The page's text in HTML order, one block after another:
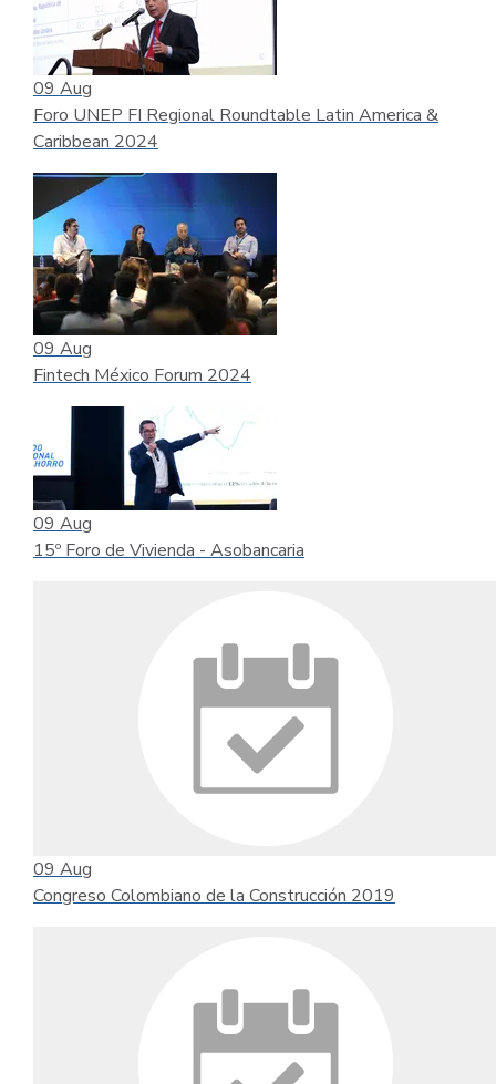
09 Aug
Foro UNEP FI Regional Roundtable Latin America &
Caribbean 2024
09 Aug
Fintech México Forum 2024
09 Aug
15º Foro de Vivienda - Asobancaria
09 Aug
Congreso Colombiano de la Construcción 2019